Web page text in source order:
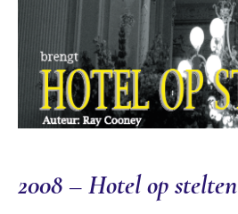
2008 – Hotel op stelten